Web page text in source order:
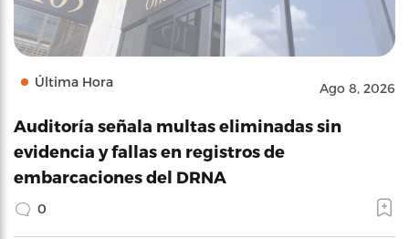
Última Hora Ago 8, 2026
Auditoría señala multas eliminadas sin
evidencia y fallas en registros de
embarcaciones del DRNA
0